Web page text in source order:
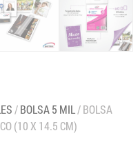
/BOLSA 5 MIL/ BOLSA
(10 X 14.5 CM)